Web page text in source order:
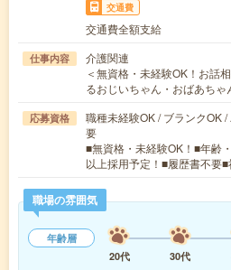
交通費
交通費全額支給
仕事内容
介護関連
＜無資格・未経験OK！お話
るおじいちゃん・おばあち
応募資格
職種未経験OK / ブランクOK
要
■無資格・未経験OK！■年齢
以上採用予定！■履歴書不要
職場の雰囲気
年齢層
20代
30代